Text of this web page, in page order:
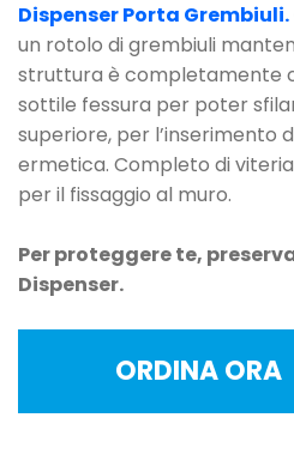
Dispenser Porta Grembiuli.
un rotolo di grembiuli
struttura è completamente
sottile fessura per poter
superiore, per l’inserimento
ermetica. Completo di viteria
per il fissaggio al muro.
Per proteggere te,
Dispenser.
ORDINA ORA